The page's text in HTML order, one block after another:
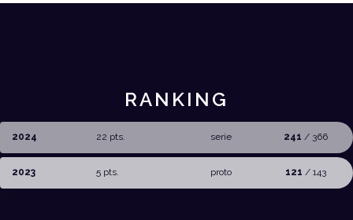
RANKING
2024 22 pts. serie 241 / 366
2023 5 pts. proto 121 / 143